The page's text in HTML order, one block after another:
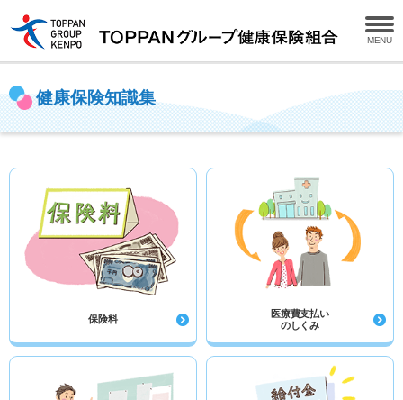
MENU
健康保険知識集
保険料
医療費支払い
のしくみ